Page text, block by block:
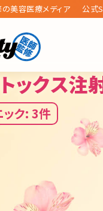
美容医療メディア 公式
トックス注
ック: 3件